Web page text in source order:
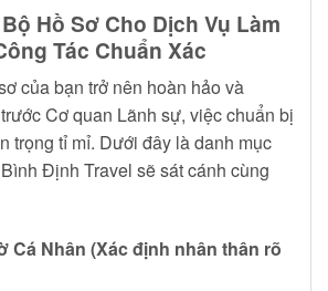
Hồ Sơ Cho Dịch Vụ Làm
Tác Chuẩn Xác
của bạn trở nên hoàn hảo và
Cơ quan Lãnh sự, việc chuẩn bị
trọng tỉ mỉ. Dưới đây là danh mục
Định Travel sẽ sát cánh cùng
Cá Nhân (Xác định nhân thân rõ